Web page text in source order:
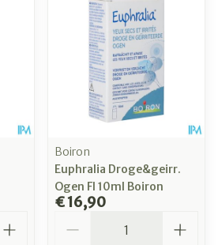
Boiron
Euphralia Droge&geirr.
Ogen Fl 10ml Boiron
€ 16,90